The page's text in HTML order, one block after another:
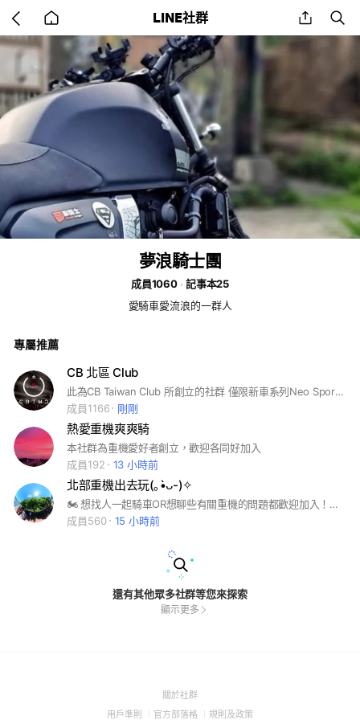
back
to
home
LINE社群 share
夢浪騎士團
成員1060
記事本25
愛騎車愛流浪的一群人
專屬推薦
CB 北區 Club
此為CB Taiwan Club 所創立的社群 僅限新車系列Neo Sports Cafe車系及北區車友加入 #CB150R #CB300R #CB650R #CB1000R 進入後請詳閱記事本的重要規範公告 以免踩到雷。 更多資訊請至FB粉專及社團觀看 #CB #HONDA
成員1166
剛剛
熱愛重機爽爽騎
本社群為重機愛好者創立，歡迎各同好加入
成員192
13 小時前
北部重機出去玩(⁠｡⁠•̀⁠ᴗ⁠-⁠)⁠✧
🏍️ 想找人一起騎車OR想聊些有關重機的問題都歡迎加入！（進來時請看記事本~ ❗進來前名字請後面加地區，才方便之後揪團！也可自行揪團！ ID EX：綽號 / 新北新莊 ▪️頭像請放有關重機的照片 ▪️揪團資訊可放記事本或建立活動 ‼️騎車不限新手老手，但以『黃紅牌』優先，騎帥不騎快
成員560
15 小時前
還有其他眾多社群等您來探索
顯示更多
關於社群(Open
用戶準則 (Open
官方部落格 (Open
規則及政策(Open